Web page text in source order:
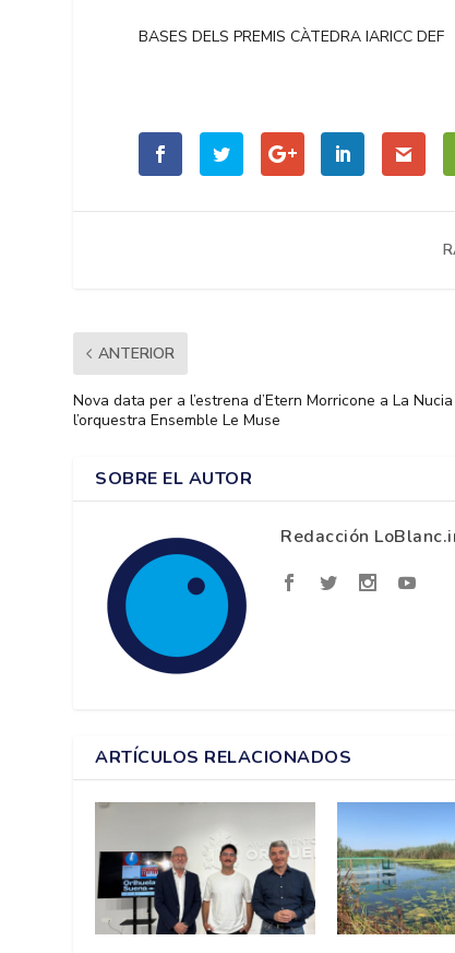
BASES DELS PREMIS CÀTEDRA IARICC DEF
ANTERIOR
Nova data per a l’estrena d’Etern Morricone a La
l’orquestra Ensemble Le Muse
SOBRE EL AUTOR
Redacción
ARTÍCULOS RELACIONADOS